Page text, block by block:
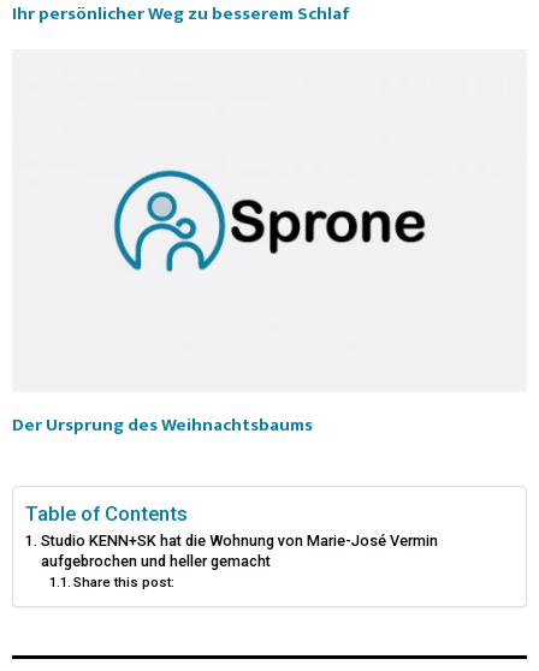
Ihr persönlicher Weg zu besserem Schlaf
Der Ursprung des Weihnachtsbaums
Table of Contents
Studio KENN+SK hat die Wohnung von Marie-José Vermin
aufgebrochen und heller gemacht
Share this post: